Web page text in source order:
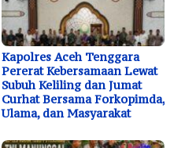
Kapolres Aceh Tenggara
Pererat Kebersamaan Lewat
Subuh Keliling dan Jumat
Curhat Bersama Forkopimda,
Ulama, dan Masyarakat